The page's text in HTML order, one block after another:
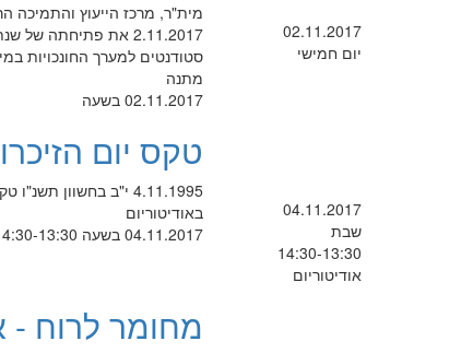
02.11.2017
יום חמישי
מית"ר, מרכז הייעוץ והתמיכה
2.11.2017 את
סטודנטים למערך החונכויות
מתנה
02.11.2017 בשעה
04.11.2017
שבת
14:30-13:30
אודיטוריום
טקס יום
באודיטוריום
04.11.2017 בשעה 14:30-13:30
מחומר לרוח